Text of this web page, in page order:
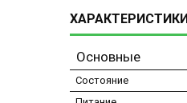
ХАРАКТЕРИСТИКИ
Основные
Состояние